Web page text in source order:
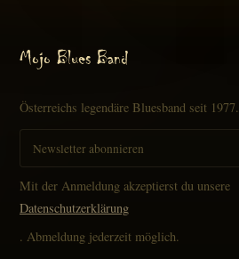
Mojo Blues Band
Österreichs legendäre Bluesband seit 1977.
Mit der Anmeldung akzeptierst du unsere
Datenschutzerklärung
. Abmeldung jederzeit möglich.